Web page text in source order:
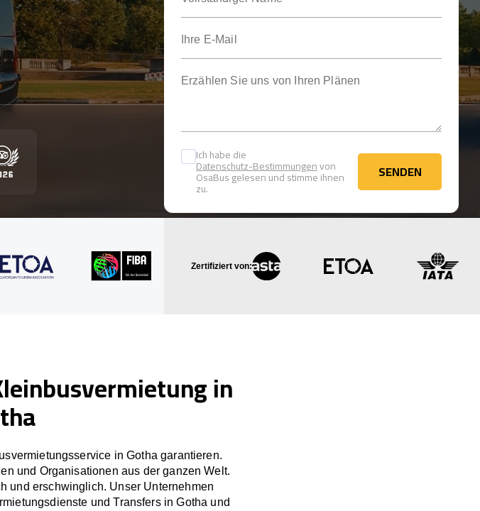
Ich habe die
Datenschutz-Bestimmungenvon
OsaBus gelesen und stimme ihnen
zu.
SENDEN
SENDEN
Zertifiziert von:
in
in Gotha garantieren.
und Organisationen aus der ganzen Welt.
und erschwinglich. Unser Unternehmen
und Transfers in Gotha und